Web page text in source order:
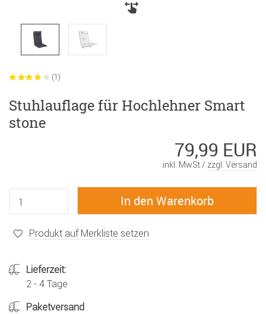
(1)
Stuhlauflage für Hochlehner Smart
stone
79,99 EUR
inkl. MwSt / zzgl. Versand
Produkt auf Merkliste setzen
Lieferzeit:
2 - 4 Tage
Paketversand